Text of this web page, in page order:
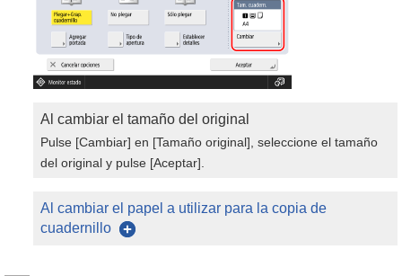
Al cambiar el tamaño del original
Pulse [Cambiar] en [Tamaño original], seleccione el tamaño
del original y pulse [Aceptar].
Al cambiar el papel a utilizar para la copia de
cuadernillo